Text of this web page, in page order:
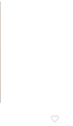
favorite_border